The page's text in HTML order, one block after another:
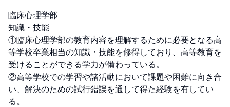
臨床心理学部
知識・技能
①臨床心理学部の教育内容を理解するために必要となる高
等学校卒業相当の知識・技能を修得しており、高等教育を
受けることができる学力が備わっている。
②高等学校での学習や諸活動において課題や困難に向き合
い、解決のための試行錯誤を通して得た経験を有してい
る。